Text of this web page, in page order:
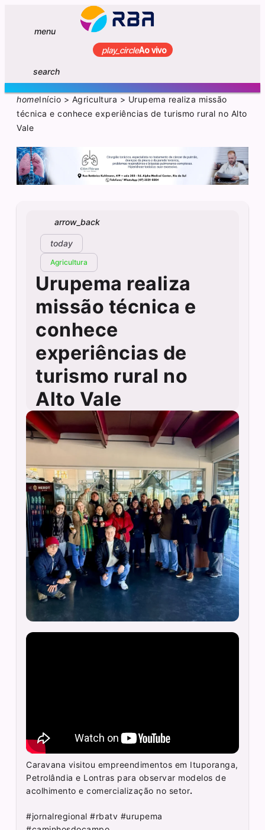
menu
play_circleAo vivo
search
homeInício > Agricultura > Urupema realiza missão
técnica e conhece experiências de turismo rural no Alto
Vale
arrow_back
today
Agricultura
Urupema realiza
missão técnica e
conhece
experiências de
turismo rural no
Alto Vale
Caravana visitou empreendimentos em Ituporanga,
Petrolândia e Lontras para observar modelos de
acolhimento e comercialização no setor.
#jornalregional #rbatv #urupema